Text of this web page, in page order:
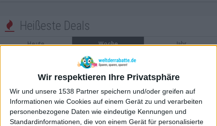
Wir respektieren Ihre Privatsphäre
Wir und unsere 1538 Partner speichern und/oder greifen auf
Informationen wie Cookies auf einem Gerät zu und verarbeiten
personenbezogene Daten wie eindeutige Kennungen und
Standardinformationen, die von einem Gerät für personalisierte
 Heißeste Deals
Heute Woche Jahr
Port El Kantaoui All Inclusive Plus ab 599 Euro: Sieben Nächte direkt am
Dieter Bohlen und Carina – Das Gesicht der CAMP DAVID Mode
765° OTTO Deal des Tages: näve Fanilo Solarleuchten für 19,99 Euro
Mehr anzeigen...